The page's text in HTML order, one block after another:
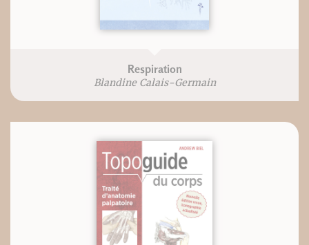
Respiration
Blandine Calais-Germain